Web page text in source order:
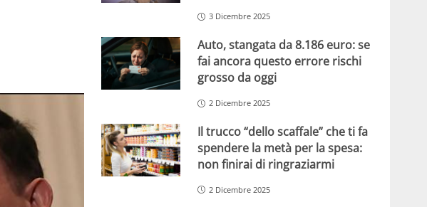
3 Dicembre 2025
Auto, stangata da 8.186 euro: se
fai ancora questo errore rischi
grosso da oggi
2 Dicembre 2025
Il trucco “dello scaffale” che ti fa
spendere la metà per la spesa:
non finirai di ringraziarmi
2 Dicembre 2025